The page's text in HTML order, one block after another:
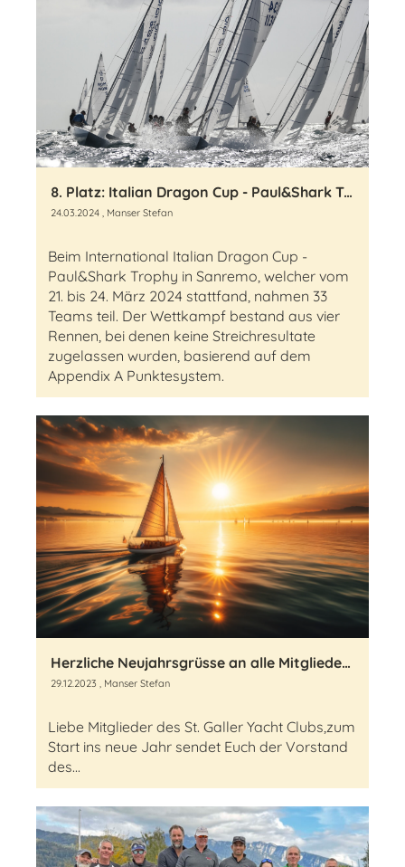
8. Platz: Italian Dragon Cup - Paul&Shark Trophy in Sanremo
24.03.2024 , Manser Stefan
Beim International Italian Dragon Cup -
Paul&Shark Trophy in Sanremo, welcher vom
21. bis 24. März 2024 stattfand, nahmen 33
Teams teil. Der Wettkampf bestand aus vier
Rennen, bei denen keine Streichresultate
zugelassen wurden, basierend auf dem
Appendix A Punktesystem.
Herzliche Neujahrsgrüsse an alle Mitglieder des St. Galler Yacht Clubs
29.12.2023 , Manser Stefan
Liebe Mitglieder des St. Galler Yacht Clubs,zum
Start ins neue Jahr sendet Euch der Vorstand
des...